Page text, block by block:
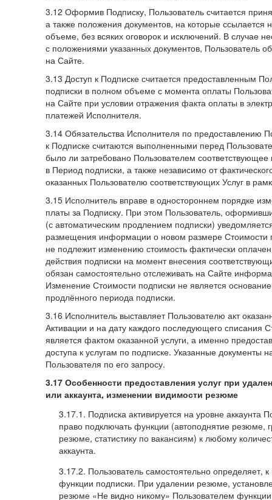
3.12 Оформив Подписку, Пользователь считается
а также положения документов, на которые
объеме, без всяких оговорок и исключений. В случае
с положениями указанных документов, Пользователь
на Сайте.
3.13 Доступ к Подписке считается предоставленным
подписки в полном объеме с момента оплаты
на Сайте при условии отражения факта оплаты в
платежей Исполнителя.
3.14 Обязательства Исполнителя по предоставлению
к Подписке считаются выполненными перед
было ли затребовано Пользователем
в Период подписки, а также независимо от
оказанных Пользователю соответствующих Услуг в
3.15 Исполнитель вправе в одностороннем порядке
платы за Подписку. При этом Пользователь,
(с автоматическим продлением подписки)
размещения информации о новом размере Стоимости
не подлежит изменению стоимость фактически
действия подписки на момент внесения
обязан самостоятельно отслеживать на Сайте
Изменение Стоимости подписки не является
продлённого периода подписки.
3.16 Исполнитель выставляет Пользователю акт
Активации и на дату каждого последующего списания
является фактом оказанной услуги, а именно
доступа к услугам по подписке. Указанные документы
Пользователя по его запросу.
3.17 Особенности предоставления услуг при
или аккаунта, изменении видимости резюме
3.17.1. Подписка активируется на уровне аккаунта
право подключать функции (автоподнятие резюме,
резюме, статистику по вакансиям) к любому
аккаунта.
3.17.2. Пользователь самостоятельно определяет,
функции подписки. При удалении резюме,
резюме «Не видно никому» Пользователем функции